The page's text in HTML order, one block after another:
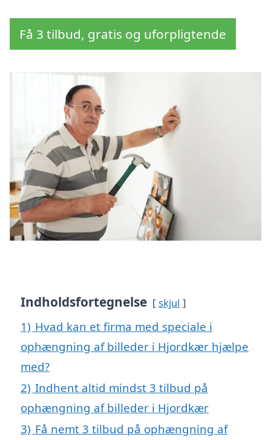
Få 3 tilbud, gratis og uforpligtende
Indholdsfortegnelse skjul
1) Hvad kan et firma med speciale i
ophængning af billeder i Hjordkær hjælpe
med?
2) Indhent altid mindst 3 tilbud på
ophængning af billeder i Hjordkær
3) Få nemt 3 tilbud på ophængning af